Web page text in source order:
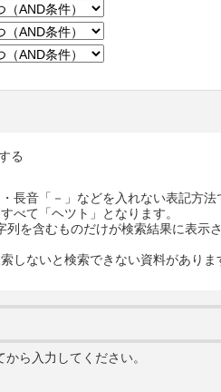
る
長音「－」などを入れない表記方法
べて「ヘツト」となります。
を含むものだけが検索結果に表示さ
しないと検索できない資料がありま
ら入力してください。